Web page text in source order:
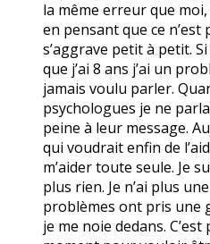
la même erreur que
en pensant que ce n’est
s’aggrave petit à petit.
que j’ai 8 ans j’ai un
jamais voulu parler.
psychologues je ne
peine à leur message.
qui voudrait enfin de
m’aider toute seule. Je
plus rien. Je n’ai plus
problèmes ont pris une
je me noie dedans.